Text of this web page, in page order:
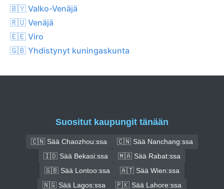
🇧🇾 Valko-Venäjä
🇷🇺 Venäjä
🇪🇪 Viro
🇬🇧 Yhdistynyt kuningaskunta
Suositut kaupungit tänään
🇨🇳 Sää Chaozhou:ssa
🇨🇳 Sää Nanchang:ssa
🇮🇩 Sää Bekasi:ssa
🇲🇦 Sää Rabat:ssa
🇬🇧 Sää Lontoo:ssa
🇦🇹 Sää Wien:ssa
🇳🇬 Sää Lagos:ssa
🇵🇰 Sää Lahore:ssa